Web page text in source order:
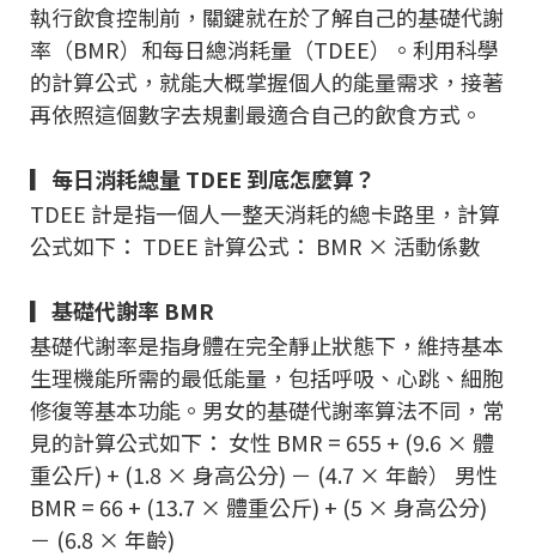
執行飲食控制前，關鍵就在於了解自己的基礎代謝
率（BMR）和每日總消耗量（TDEE）。利用科學
的計算公式，就能大概掌握個人的能量需求，接著
再依照這個數字去規劃最適合自己的飲食方式。
▎每日消耗總量 TDEE 到底怎麼算？
TDEE 計是指一個人一整天消耗的總卡路里，計算
公式如下： TDEE 計算公式： BMR × 活動係數
▎基礎代謝率 BMR
基礎代謝率是指身體在完全靜止狀態下，維持基本
生理機能所需的最低能量，包括呼吸、心跳、細胞
修復等基本功能。男女的基礎代謝率算法不同，常
見的計算公式如下： 女性 BMR = 655 + (9.6 × 體
重公斤) + (1.8 × 身高公分) － (4.7 × 年齡） 男性
BMR = 66 + (13.7 × 體重公斤) + (5 × 身高公分)
－ (6.8 × 年齡)